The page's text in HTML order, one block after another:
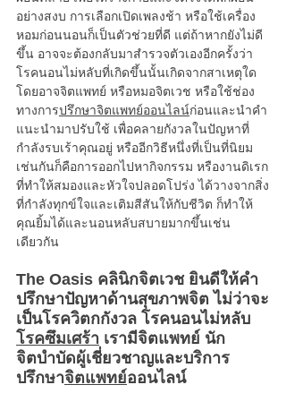
อย่างสงบ การเลือกเปิดเพลงช้า หรือใช้เครื่อง
หอมก่อนนอนก็เป็นตัวช่วยที่ดี แต่ถ้าหากยังไม่ดี
ขึ้น อาจจะต้องกลับมาสำรวจตัวเองอีกครั้งว่า
โรคนอนไม่หลับที่เกิดขึ้นนั้นเกิดจากสาเหตุใด
โดยอาจจิตแพทย์ หรือหมอจิตเวช หรือใช้ช่อง
ทางการปรึกษาจิตแพทย์ออนไลน์ก่อนและนำคำ
แนะนำมาปรับใช้ เพื่อคลายกังวลในปัญหาที่
กำลังรบเร้าคุณอยู่ หรืออีกวิธีหนึ่งที่เป็นที่นิยม
เช่นกันก็คือการออกไปหากิจกรรม หรืองานดิเรก
ที่ทำให้สมองและหัวใจปลอดโปร่ง ได้วางจากสิ่ง
ที่กำลังทุกข์ใจและเติมสีสันให้กับชีวิต ก็ทำให้
คุณยิ้มได้และนอนหลับสบายมากขึ้นเช่น
เดียวกัน
The Oasis คลินิกจิตเวช ยินดีให้คำ
ปรึกษาปัญหาด้านสุขภาพจิต ไม่ว่าจะ
เป็นโรควิตกกังวล โรคนอนไม่หลับ
โรคซึมเศร้า เรามีจิตแพทย์ นัก
จิตบำบัดผู้เชี่ยวชาญและบริการ
ปรึกษาจิตแพทย์ออนไลน์